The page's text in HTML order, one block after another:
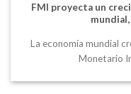
FMI proyecta un
mundial,
La economía mundial
Monetario